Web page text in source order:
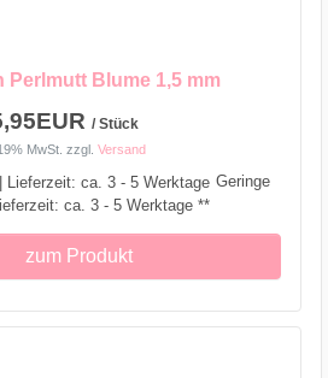
Perlmutt Blume 1,5 mm
/ Stück
MwSt. zzgl. Versand
Geringe
ca. 3 - 5 Werktage **
zum Produkt